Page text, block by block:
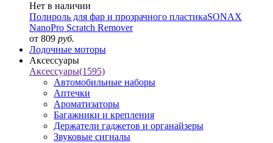
Нет в наличии
Полироль для фар и прозрачного пластикаSONAX
NanoPro Scratch Remover
от 809 руб.
Лодочные моторы
Аксессуары
Аксессуары(1595)
Автомобильные наборы
Аптечки
Ароматизаторы
Багажники и крепления
Держатели гаджетов и органайзеры
Звуковые сигналы